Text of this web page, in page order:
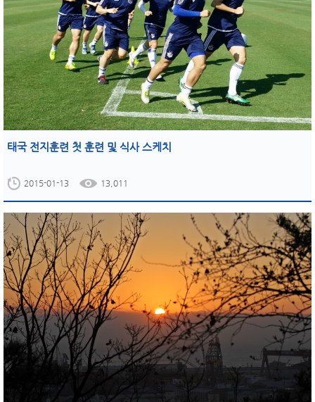
태국 전지훈련 첫 훈련 및 식사 스케치
2015-01-13 13,011